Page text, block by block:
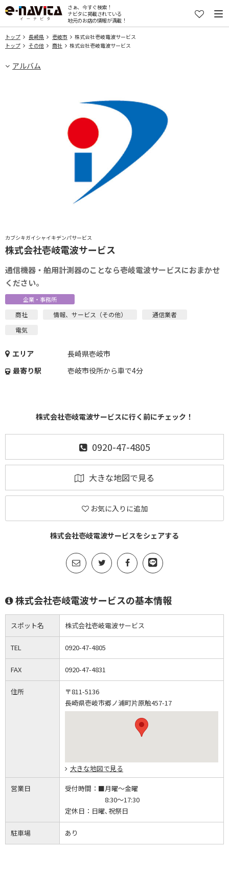
さぁ、今すぐ検索！
ナビタに掲載されている
地元のお店の情報が満載！
トップ 長崎県 壱岐市
株式会社壱岐電波サービス
トップ
その他 商社 株式会社壱岐電波サービス
アルバム
カブシキガイシャイキデンパサービス
株式会社壱岐電波サービス
通信機器・舶用計測器のことなら壱岐電波サービスにおまかせ
ください。
企業・事務所
商社 情報、サービス（その他）
通信業者
電気
エリア
長崎県壱岐市
最寄り駅
壱岐市役所から車で4分
株式会社壱岐電波サービスに行く前にチェック！
0920-47-4805
大きな地図で見る
お気に入りに追加
株式会社壱岐電波サービスをシェアする
株式会社壱岐電波サービスの基本情報
スポット名 株式会社壱岐電波サービス
TEL 0920-47-4805
FAX 0920-47-4831
住所
〒811-5136
長崎県壱岐市郷ノ浦町片原触457-17
大きな地図で見る
営業日 受付時間： ■月曜～金曜
8:30～17:30
定休日： 日曜､祝祭日
駐車場 あり